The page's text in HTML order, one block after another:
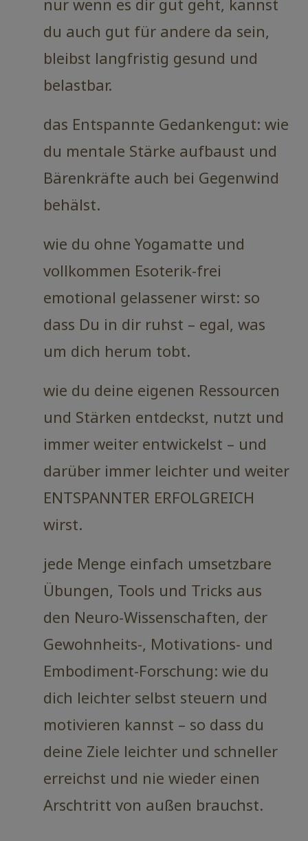
du auch gut für andere da sein,
bleibst langfristig gesund und
belastbar.
das Entspannte Gedankengut: wie
du mentale Stärke aufbaust und
Bärenkräfte auch bei Gegenwind
behälst.
wie du ohne Yogamatte und
vollkommen Esoterik-frei
emotional gelassener wirst: so
dass Du in dir ruhst – egal, was
um dich herum tobt.
wie du deine eigenen Ressourcen
und Stärken entdeckst, nutzt und
immer weiter entwickelst – und
darüber immer leichter und weiter
ENTSPANNTER ERFOLGREICH
wirst.
jede Menge einfach umsetzbare
Übungen, Tools und Tricks aus
den Neuro-Wissenschaften, der
Gewohnheits-, Motivations- und
Embodiment-Forschung: wie du
dich leichter selbst steuern und
motivieren kannst – so dass du
deine Ziele leichter und schneller
erreichst und nie wieder einen
Arschtritt von außen brauchst.